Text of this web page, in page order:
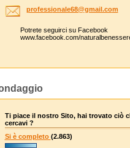
professionale68@gmail.com
Potrete seguirci su Facebook
www.facebook.com/
Ti piace il nostro Sito, hai trovato ciò
cercavi ?
Si è completo (2.863)